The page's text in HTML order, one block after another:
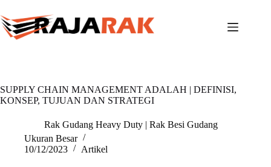
to
content
SUPPLY CHAIN MANAGEMENT ADALAH | DEFINISI,
KONSEP, TUJUAN DAN STRATEGI
Rak Gudang Heavy Duty | Rak Besi Gudang
Ukuran Besar
10/12/2023
Artikel